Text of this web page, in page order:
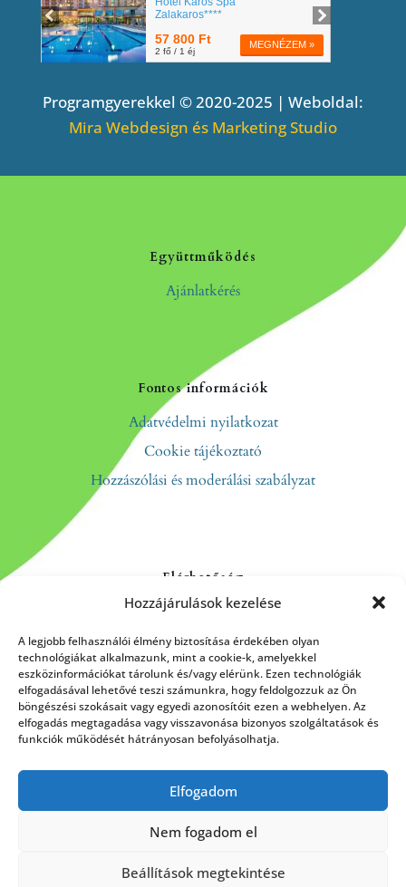
Hozzájárulások kezelése
A legjobb felhasználói élmény biztosítása érdekében olyan
technológiákat alkalmazunk, mint a cookie-k, amelyekkel
eszközinformációkat tárolunk és/vagy elérünk. Ezen technológiák
elfogadásával lehetővé teszi számunkra, hogy feldolgozzuk az Ön
böngészési szokásait vagy egyedi azonosítóit ezen a webhelyen. Az
elfogadás megtagadása vagy visszavonása bizonyos szolgáltatások és
funkciók működését hátrányosan befolyásolhatja.
Elfogadom
Nem fogadom el
Beállítások megtekintése
Programgyerekkel © 2020-2025 | Weboldal:
Mira Webdesign és Marketing Studio
Együttműködés
Ajánlatkérés
Fontos információk
Adatvédelmi nyilatkozat
Cookie tájékoztató
Hozzászólási és moderálási szabályzat
Elérhetőség
Kapcsolat
Rólunk
HÍRLEVÉL FELIRATKOZÁS